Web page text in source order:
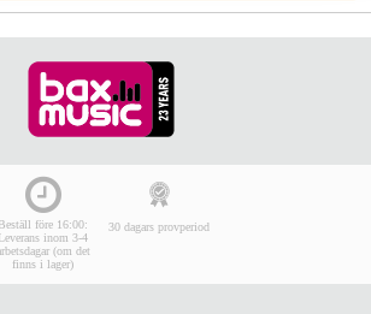
Beställ före 16:00:
Leverans inom 3-4
(om det
finns i lager)
30 dagars provperiod